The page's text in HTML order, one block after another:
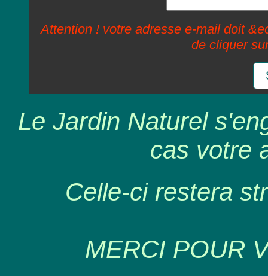
Attention ! votre adresse e-mail doit
de cliquer
Le Jardin Naturel
cas votre
Celle-ci restera
MERCI POUR